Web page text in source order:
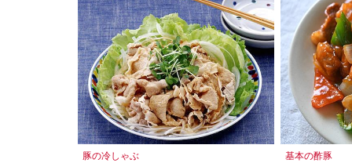
豚の冷しゃぶ 基本の酢豚